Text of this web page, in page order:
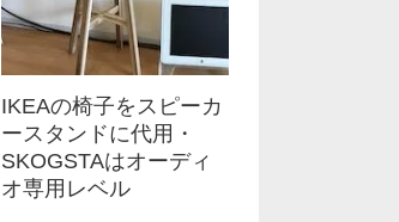
IKEAの椅子をスピーカ
ースタンドに代用・
SKOGSTAはオーディ
オ専用レベル